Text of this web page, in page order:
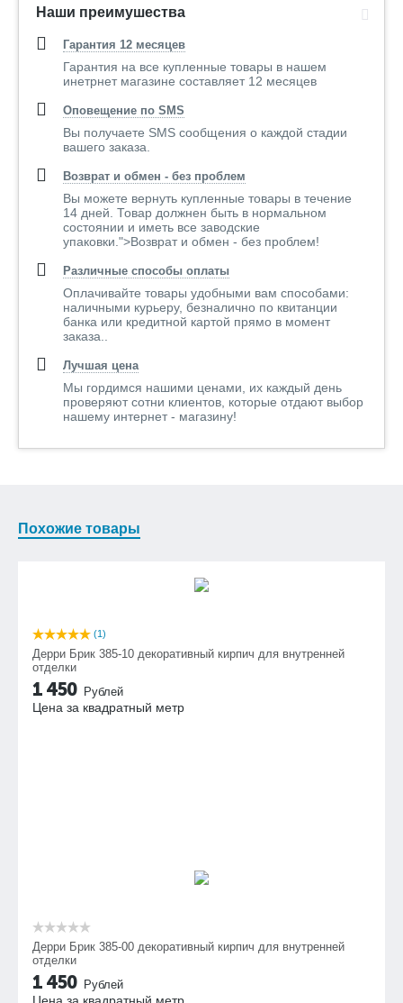
Наши преимушества
Гарантия 12 месяцев
Гарантия на все купленные товары в нашем
инетрнет магазине составляет 12 месяцев
Оповещение по SMS
Вы получаете SMS сообщения о каждой стадии
вашего заказа.
Возврат и обмен - без проблем
Вы можете вернуть купленные товары в течение
14 дней. Товар должнен быть в нормальном
состоянии и иметь все заводские
упаковки.">Возврат и обмен - без проблем!
Различные способы оплаты
Оплачивайте товары удобными вам способами:
наличными курьеру, безналично по квитанции
банка или кредитной картой прямо в момент
заказа..
Лучшая цена
Мы гордимся нашими ценами, их каждый день
проверяют сотни клиентов, которые отдают выбор
нашему интернет - магазину!
Похожие товары
(1)
Дерри Брик 385-10 декоративный кирпич для внутренней
отделки
1 450 Рублей
Цена за квадратный метр
Дерри Брик 385-00 декоративный кирпич для внутренней
отделки
1 450 Рублей